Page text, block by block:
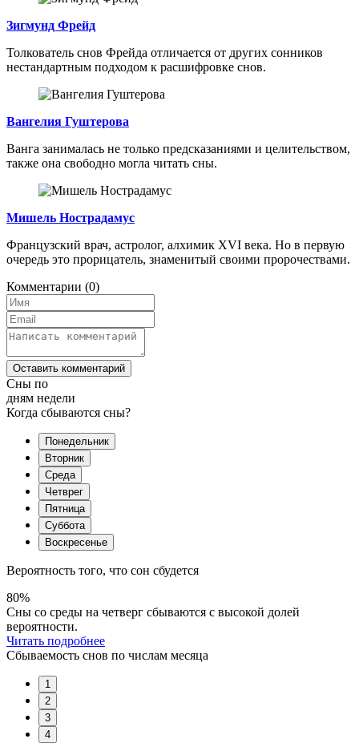
Зигмунд Фрейд
Толкователь снов Фрейда отличается от других сонников
нестандартным подходом к расшифровке снов.
Вангелия Гуштерова
Ванга занималась не только предсказаниями и целительством,
также она свободно могла читать сны.
Мишель Нострадамус
Французский врач, астролог, алхимик XVI века. Но в первую
очередь это прорицатель, знаменитый своими пророчествами.
Комментарии (0)
Оставить комментарий
Сны по
дням недели
Когда сбываются сны?
Понедельник
Вторник
Среда
Четврег
Пятница
Суббота
Воскресенье
Вероятность того, что сон сбудется
80%
Сны со среды на четверг сбываются с высокой долей
вероятности.
Читать подробнее
Сбываемость снов по числам месяца
1
2
3
4